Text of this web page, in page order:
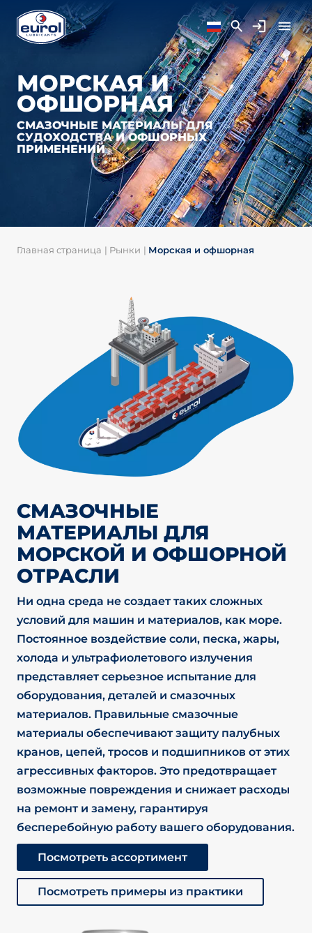
МОРСКАЯ И
ОФШОРНАЯ
СМАЗОЧНЫЕ МАТЕРИАЛЫ ДЛЯ
СУДОХОДСТВА И ОФШОРНЫХ
ПРИМЕНЕНИЙ
Главная страница | Рынки | Морская и офшорная
СМАЗОЧНЫЕ
МАТЕРИАЛЫ ДЛЯ
МОРСКОЙ И ОФШОРНОЙ
ОТРАСЛИ
Ни одна среда не создает таких сложных
условий для машин и материалов, как море.
Постоянное воздействие соли, песка, жары,
холода и ультрафиолетового излучения
представляет серьезное испытание для
оборудования, деталей и смазочных
материалов. Правильные смазочные
материалы обеспечивают защиту палубных
кранов, цепей, тросов и подшипников от этих
агрессивных факторов. Это предотвращает
возможные повреждения и снижает расходы
на ремонт и замену, гарантируя
бесперебойную работу вашего оборудования.
Посмотреть ассортимент
Посмотреть примеры из практики